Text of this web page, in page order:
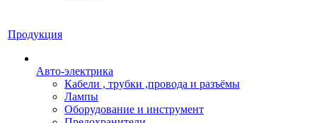
Продукция
Авто-электрика
Кабели , трубки ,провода и разъёмы
Лампы
Оборудование и инструмент